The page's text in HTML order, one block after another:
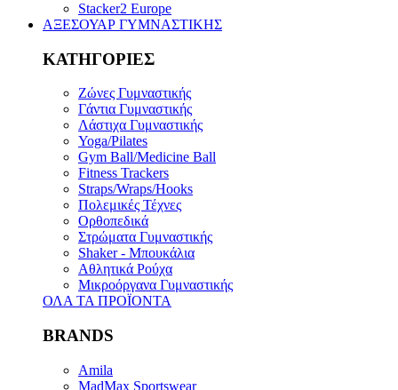
Stacker2 Europe
ΑΞΕΣΟΥΑΡ ΓΥΜΝΑΣΤΙΚΗΣ
ΚΑΤΗΓΟΡΙΕΣ
Ζώνες Γυμναστικής
Γάντια Γυμναστικής
Λάστιχα Γυμναστικής
Yoga/Pilates
Gym Ball/Medicine Ball
Fitness Trackers
Straps/Wraps/Hooks
Πολεμικές Τέχνες
Ορθοπεδικά
Στρώματα Γυμναστικής
Shaker - Μπουκάλια
Αθλητικά Ρούχα
Μικροόργανα Γυμναστικής
ΟΛΑ ΤΑ ΠΡΟΪΟΝΤΑ
BRANDS
Amila
MadMax Sportswear